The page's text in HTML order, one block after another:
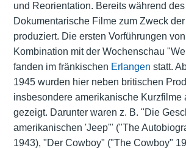
und Reorientation. Bereits während
Dokumentarische Filme zum Zweck
produziert. Die ersten Vorführungen
Kombination mit der Wochenschau
fanden im fränkischen Erlangen statt.
1945 wurden hier neben britischen
insbesondere amerikanische Kurzfilme
gezeigt. Darunter waren z. B. "Die
amerikanischen 'Jeep'" ("The
1943), "Der Cowboy" ("The Cowboy"